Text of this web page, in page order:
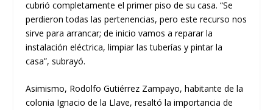
cubrió completamente el primer piso de su casa. “Se
perdieron todas las pertenencias, pero este recurso nos
sirve para arrancar; de inicio vamos a reparar la
instalación eléctrica, limpiar las tuberías y pintar la
casa”, subrayó.
Asimismo, Rodolfo Gutiérrez Zampayo, habitante de la
colonia Ignacio de la Llave, resaltó la importancia de